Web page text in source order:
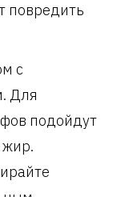
повредить
с
Для
подойдут